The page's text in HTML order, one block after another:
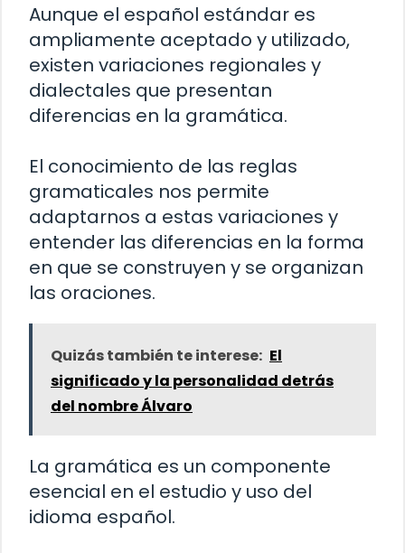
Aunque el español estándar es
ampliamente aceptado y utilizado,
existen variaciones regionales y
dialectales que presentan
diferencias en la gramática.
El conocimiento de las reglas
gramaticales nos permite
adaptarnos a estas variaciones y
entender las diferencias en la forma
en que se construyen y se organizan
las oraciones.
Quizás también te interese: El
significado y la personalidad detrás
del nombre Álvaro
La gramática es un componente
esencial en el estudio y uso del
idioma español.